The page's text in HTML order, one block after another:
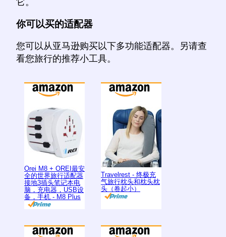
你可以买的适配器
您可以从亚马逊购买以下多功能适配器。另请查
看您旅行的推荐小工具。
Orei M8 + OREI最安
全的世界旅行适配器
接地3插头笔记本电
脑，充电器，USB设
备，手机 - M8 Plus
Travelrest - 终极充
气旅行枕头和枕头枕
头（卷起小）